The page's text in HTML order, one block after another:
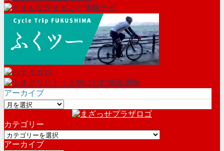
アーカイブ
ア
カ
イ
ブ
カテゴリー
カ
テ
アーカイブ